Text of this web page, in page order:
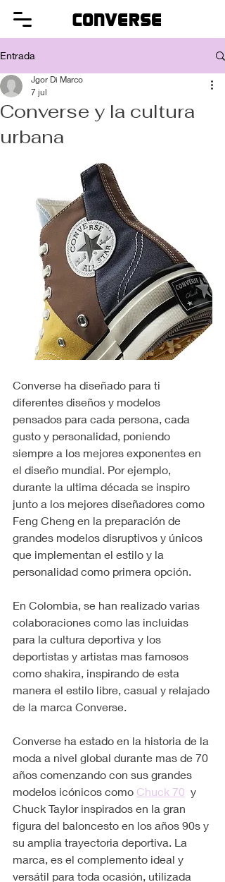
converse
Entrada
Converse y la cultura
urbana
Jgor Di Marco
7 jul
Converse ha diseñado para ti
diferentes diseños y modelos
pensados para cada persona, cada
gusto y personalidad, poniendo
siempre a los mejores exponentes en
el diseño mundial. Por ejemplo,
durante la ultima década se inspiro
junto a los mejores diseñadores como
Feng Cheng en la preparación de
grandes modelos disruptivos y únicos
que implementan el estilo y la
personalidad como primera opción.
En Colombia, se han realizado varias
colaboraciones como las incluidas
para la cultura deportiva y los
deportistas y artistas mas famosos
como shakira, inspirando de esta
manera el estilo libre, casual y relajado
de la marca Converse.
Converse ha estado en la historia de la
moda a nivel global durante mas de 70
años comenzando con sus grandes
modelos icónicos como Chuck 70
  y
Chuck Taylor inspirados en la gran
figura del baloncesto en los años 90s y
su amplia trayectoria deportiva. La
marca, es el complemento ideal y
versátil para toda ocasión, utilizada